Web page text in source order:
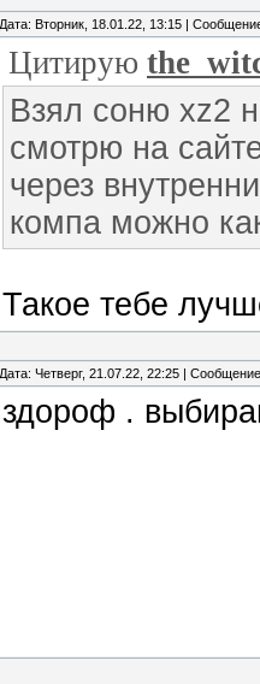
Дата: Вторник, 18.01.22, 13:15 |
Цитирую
Взял соню xz2
смотрю на
через
компа можно
Такое тебе
Дата: Четверг, 21.07.22, 22:25 |
здороф .